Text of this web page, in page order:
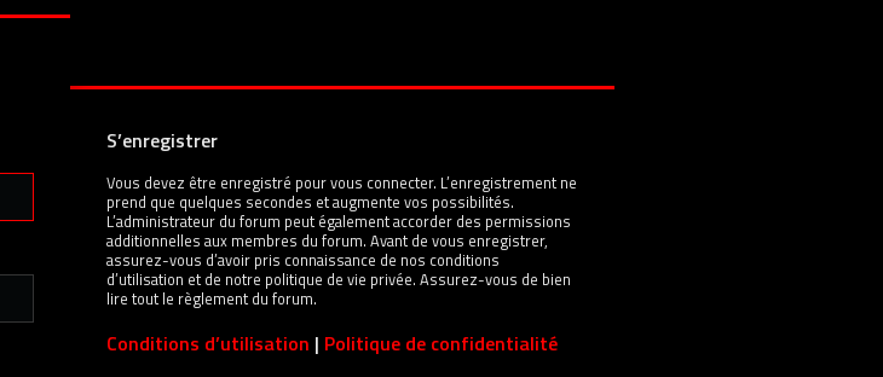
S’enregistrer
Vous devez être enregistré pour vous connecter. L’enregistrement ne
prend que quelques secondes et augmente vos possibilités.
L’administrateur du forum peut également accorder des permissions
additionnelles aux membres du forum. Avant de vous enregistrer,
assurez-vous d’avoir pris connaissance de nos conditions
d’utilisation et de notre politique de vie privée. Assurez-vous de bien
lire tout le règlement du forum.
Conditions d’utilisation | Politique de confidentialité